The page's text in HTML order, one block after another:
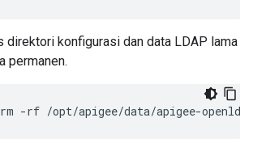
direktori konfigurasi dan data LDAP lama
permanen.
rm -rf /opt/apigee/data/apigee-